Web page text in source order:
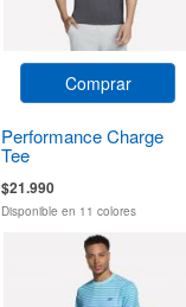
Comprar
Performance Charge
Tee
$21.990
Disponible en 11 colores